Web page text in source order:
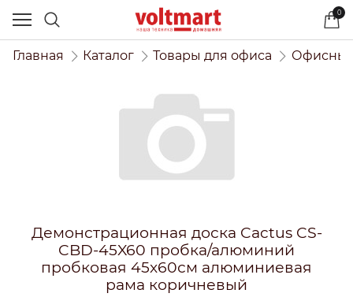
0
Главная Каталог Товары для офиса
Демонстрационная доска Cactus CS-
CBD-45X60 пробка/алюминий
пробковая 45x60см алюминиевая
рама коричневый